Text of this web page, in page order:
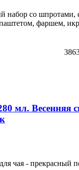
набор со шпротами,
фаршем,
мл. Весенняя
чая - прекрасный